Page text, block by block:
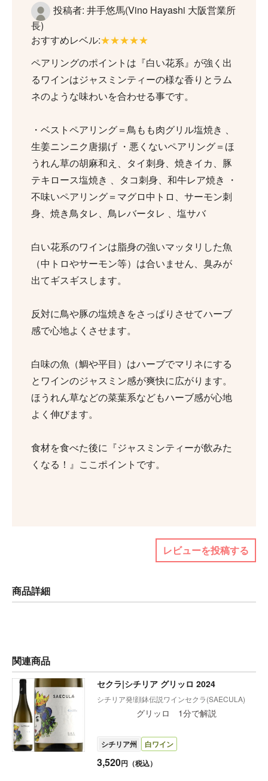
投稿者: 井手悠馬(Vino Hayashi 大阪営業所
長)
おすすめレベル:★★★★★
ペアリングのポイントは『白い花系』が強く出
るワインはジャスミンティーの様な香りとラム
ネのような味わいを合わせる事です。
・ベストペアリング＝鳥もも肉グリル塩焼き 、
生姜ニンニク唐揚げ ・悪くないペアリング＝ほ
うれん草の胡麻和え、タイ刺身、焼きイカ、豚
テキロース塩焼き 、タコ刺身、和牛レア焼き ・
不味いペアリング＝マグロ中トロ、サーモン刺
身、焼き鳥タレ、鳥レバータレ 、塩サバ
白い花系のワインは脂身の強いマッタリした魚
（中トロやサーモン等）は合いません、臭みが
出てギスギスします。
反対に鳥や豚の塩焼きをさっぱりさせてハーブ
感で心地よくさせます。
白味の魚（鯛や平目）はハーブでマリネにする
とワインのジャスミン感が爽快に広がります。
ほうれん草などの菜葉系などもハーブ感が心地
よく伸びます。
食材を食べた後に『ジャスミンティーが飲みた
くなる！』ここポイントです。
レビューを投稿する
商品詳細
関連商品
セクラ|シチリア グリッロ 2024
シチリア発!顔鉢伝説ワインセクラ(SAECULA)
グリッロ 1分で解説
シチリア州 白ワイン
3,520円（税込）